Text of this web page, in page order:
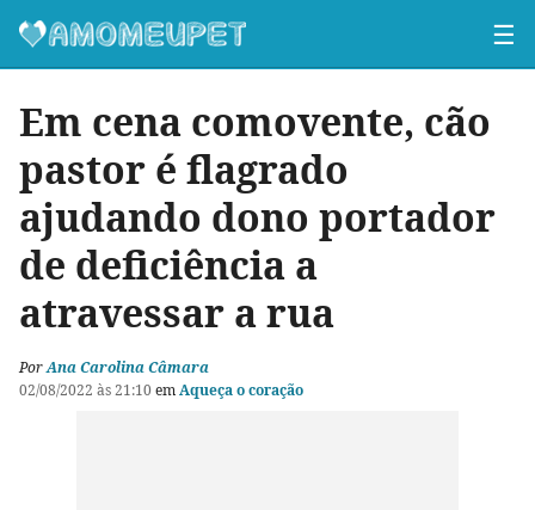
☰
Em cena comovente, cão
pastor é flagrado
ajudando dono portador
de deficiência a
atravessar a rua
PorAna Carolina Câmara
02/08/2022 às 21:10 emAqueça o coração